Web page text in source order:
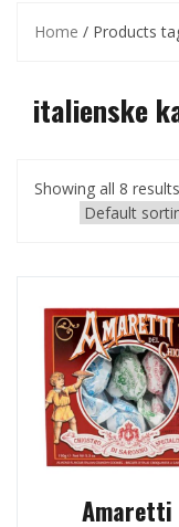
Home / Products
italienske
Showing all 8 results
Amaretti